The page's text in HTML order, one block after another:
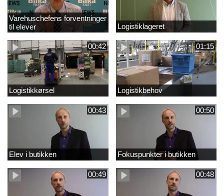
Varehuschefens forventninger
til elever
Logistiklageret
00:42
Logistikkørsel
01:15
Logistikbehov
00:43
Elev i butikken
00:50
Fokuspunkter i butikken
00:49 00:48